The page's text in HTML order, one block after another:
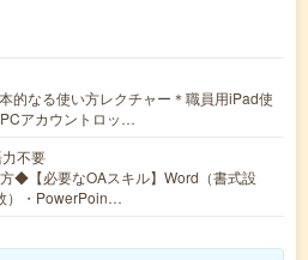
的なる使い方レクチャー＊職員用iPad使
アカウントロッ…
不要
◆【必要なOAスキル】Word（書式設
）・PowerPoin…